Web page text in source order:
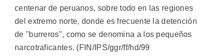
centenar de peruanos, sobre todo en las regiones
del extremo norte, donde es frecuente la detención
de "burreros", como se denomina a los pequeños
narcotraficantes. (FIN/IPS/ggr/ff/hd/99